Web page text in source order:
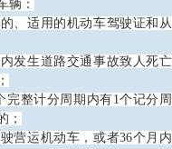
辆：
的、适用的机动车驾驶证和从
发生道路交通事故致人死亡
完整计分周期内有1个记分周
；
驶营运机动车，或者36个月内